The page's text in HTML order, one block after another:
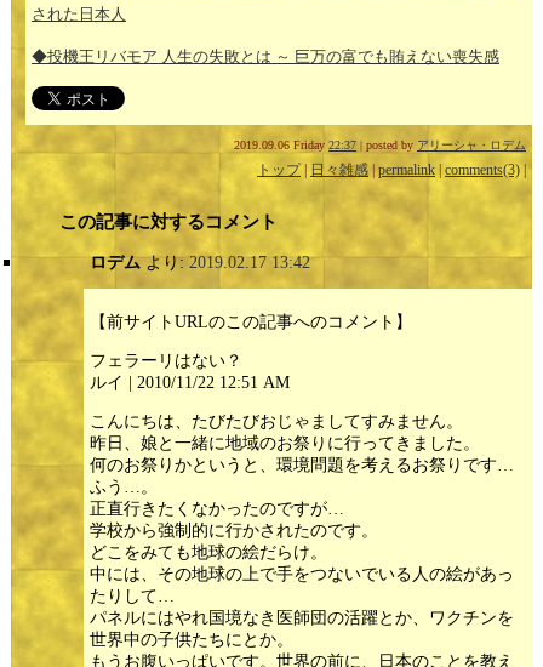
された日本人
◆投機王リバモア 人生の失敗とは ～ 巨万の富でも賄えない喪失感
2019.09.06 Friday 22:37 | posted by アリーシャ・ロデム
トップ| 日々雑感 permalink comments(3)
この記事に対するコメント
ロデム より: 2019.02.17 13:42
【前サイトURLのこの記事へのコメント】
フェラーリはない？
ルイ | 2010/11/22 12:51 AM
こんにちは、たびたびおじゃましてすみません。
昨日、娘と一緒に地域のお祭りに行ってきました。
何のお祭りかというと、環境問題を考えるお祭りです…
ふう…。
正直行きたくなかったのですが…
学校から強制的に行かされたのです。
どこをみても地球の絵だらけ。
中には、その地球の上で手をつないでいる人の絵があっ
たりして…
パネルにはやれ国境なき医師団の活躍とか、ワクチンを
世界中の子供たちにとか。
もうお腹いっぱいです。世界の前に、日本のことを教え